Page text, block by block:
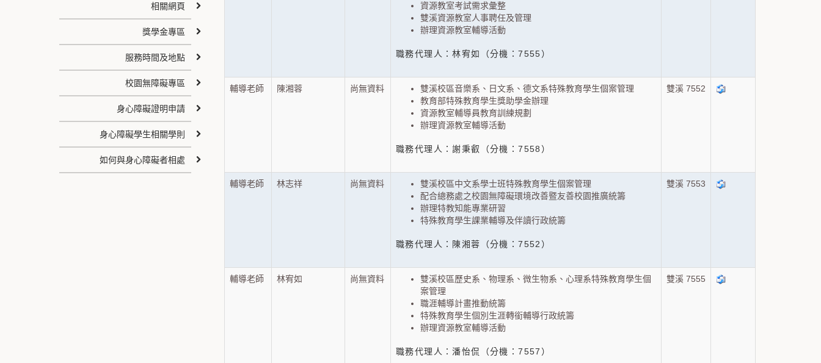
資源教室考試需求彙整
雙溪資源教室人事聘任及管理
辦理資源教室輔導活動
職務代理人：林宥如（分機：7555）
輔導老師 陳湘蓉 尚無資料
雙溪校區音樂系、日文系、德文系特殊教育學生個案管理
教育部特殊教育學生獎助學金辦理
資源教室輔導員教育訓練規劃
辦理資源教室輔導活動
職務代理人：謝秉叡（分機：7558）
雙溪 7552
輔導老師 林志祥 尚無資料
雙溪校區中文系學士班特殊教育學生個案管理
配合總務處之校園無障礙環境改善暨友善校園推廣統籌
辦理特教知能專業研習
特殊教育學生課業輔導及伴讀行政統籌
職務代理人：陳湘蓉（分機：7552）
雙溪 7553
輔導老師 林宥如 尚無資料
雙溪校區歷史系、物理系、微生物系、心理系特殊教育學生個
案管理
職涯輔導計畫推動統籌
特殊教育學生個別生涯轉銜輔導行政統籌
辦理資源教室輔導活動
職務代理人：潘怡侃（分機：7557）
雙溪 7555
相關網頁
獎學金專區
服務時間及地點
校園無障礙專區
身心障礙證明申請
身心障礙學生相關學則
如何與身心障礙者相處